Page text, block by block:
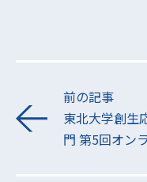
前の記事
東北大学創生
門 第5回オン